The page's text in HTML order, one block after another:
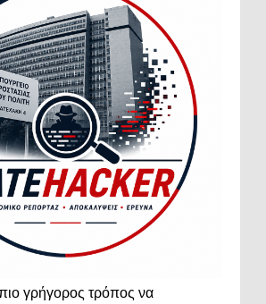
γρήγορος τρόπος να